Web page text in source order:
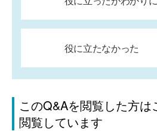
役に立たなかった
このQ&Aを閲覧した方は
閲覧しています